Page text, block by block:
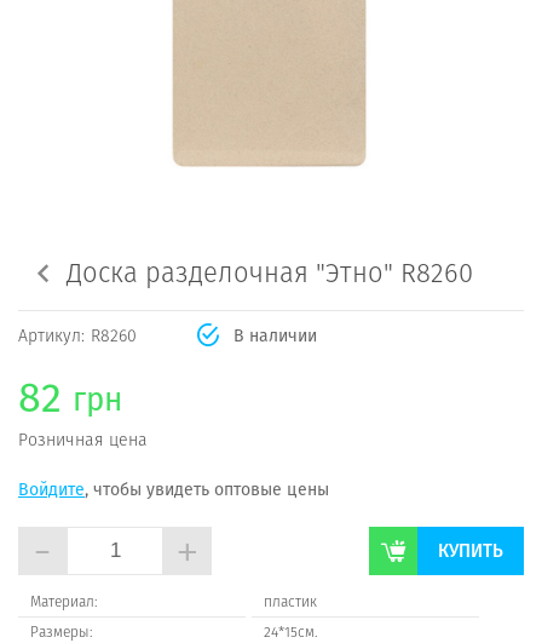
Доска разделочная "Этно" R8260
Артикул: R8260 В наличии
82 грн
Розничная цена
Войдите, чтобы увидеть оптовые цены
- + КУПИТЬ
Материал:
пластик
Размеры:
24*15см.